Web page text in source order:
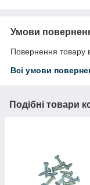
Умови
Повернення товару
Всі умови
Подібні товари